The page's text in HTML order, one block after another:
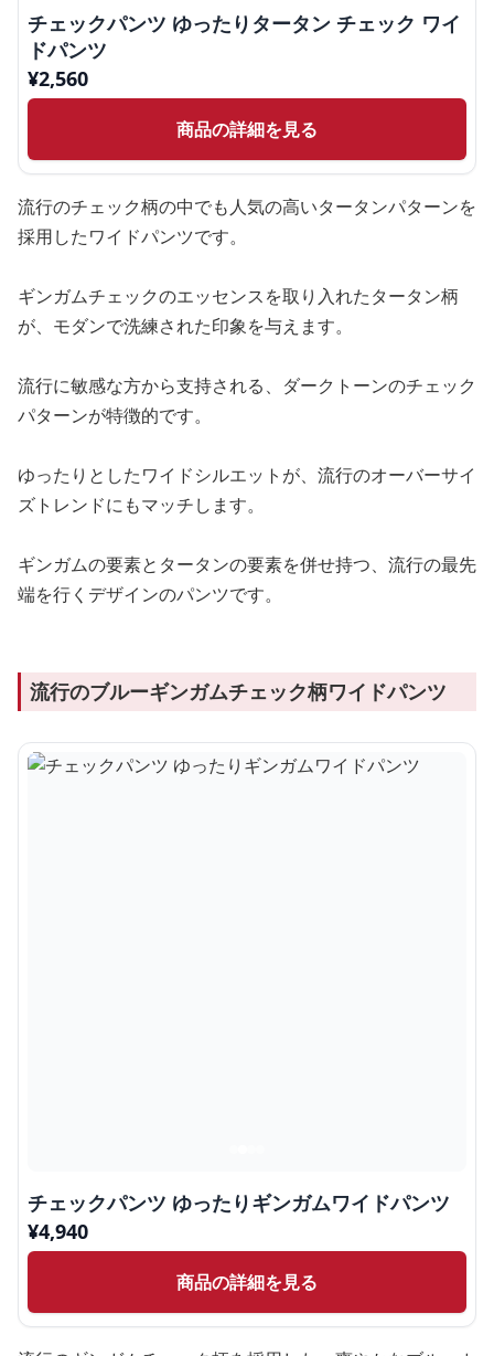
チェックパンツ ゆったりタータン チェック ワイ
ドパンツ
¥2,560
商品の詳細を見る
流行のチェック柄の中でも人気の高いタータンパターンを
採用したワイドパンツです。
ギンガムチェックのエッセンスを取り入れたタータン柄
が、モダンで洗練された印象を与えます。
流行に敏感な方から支持される、ダークトーンのチェック
パターンが特徴的です。
ゆったりとしたワイドシルエットが、流行のオーバーサイ
ズトレンドにもマッチします。
ギンガムの要素とタータンの要素を併せ持つ、流行の最先
端を行くデザインのパンツです。
流行のブルーギンガムチェック柄ワイドパンツ
チェックパンツ ゆったりギンガムワイドパンツ
¥4,940
商品の詳細を見る